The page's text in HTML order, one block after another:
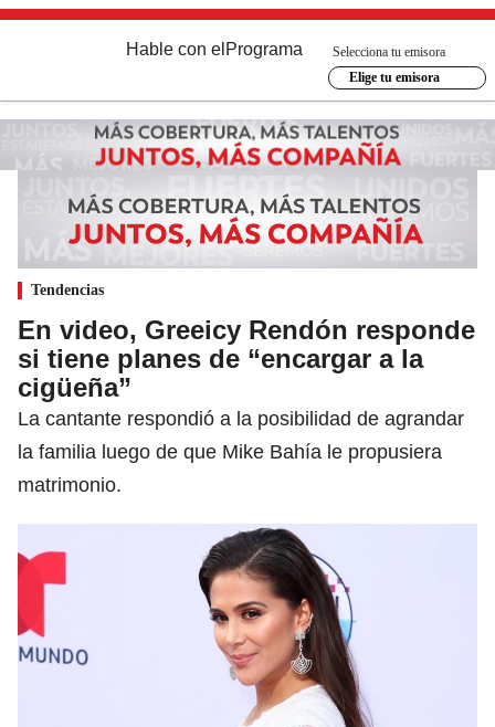
Hable con el Programa
Selecciona tu emisora
Elige tu emisora
Tendencias
En video, Greeicy Rendón responde
si tiene planes de “encargar a la
cigüeña”
La cantante respondió a la posibilidad de agrandar
la familia luego de que Mike Bahía le propusiera
matrimonio.